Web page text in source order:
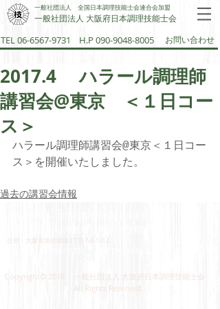
一般社団法人 全国日本調理技能士会連合会加盟
一般社団法人 大阪府日本調理技能士会​
TEL 06-6567-9731 お問い合わせ
H.P 090-9048-8005
2017.4 ハラール調理師
講習会@東京 ＜１日コー
ス＞
ハラール調理師講習会@東京＜１日コー
ス＞を開催いたしました。
過去の講習会情報
住所：大阪市港区築港3丁目7-4-1012
Copyright© 2018 一般社団法人 大阪府日本調理技能士会
All Rights Reserved.